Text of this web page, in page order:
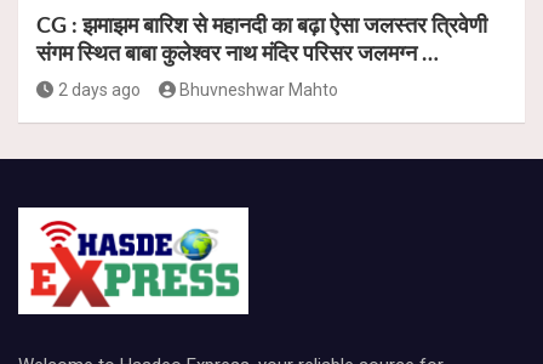
CG : झमाझम बारिश से महानदी का बढ़ा ऐसा जलस्तर त्रिवेणी
संगम स्थित बाबा कुलेश्वर नाथ मंदिर परिसर जलमग्न …
2 days ago Bhuvneshwar Mahto